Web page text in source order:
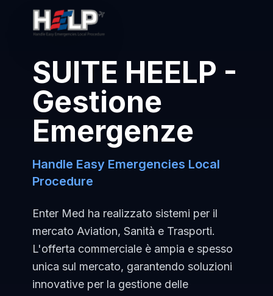
SUITE HEELP -
Gestione
Emergenze
Handle Easy Emergencies Local
Procedure
Enter Med ha realizzato sistemi per il
mercato Aviation, Sanità e Trasporti.
L'offerta commerciale è ampia e spesso
unica sul mercato, garantendo soluzioni
innovative per la gestione delle